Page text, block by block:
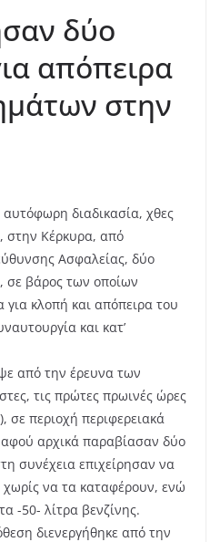
δύο
απόπειρα
στην
διαδικασία, χθες
στην Κέρκυρα, από
Ασφαλείας, δύο
σε βάρος των οποίων
για κλοπή και απόπειρα του
και κατ’
από την έρευνα των
τις πρώτες πρωινές ώρες
σε περιοχή περιφερειακά
αρχικά παραβίασαν δύο
συνέχεια επιχείρησαν να
χωρίς να τα καταφέρουν, ενώ
-50- λίτρα βενζίνης.
διενεργήθηκε από την